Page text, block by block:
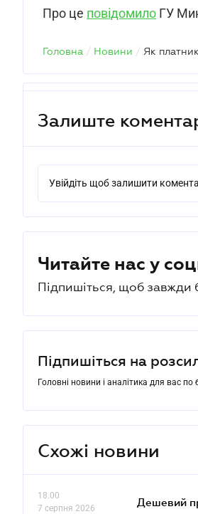
Про це повідомило ГУ
Головна / Новини /
Залиште
Увійдіть щоб залишити
Читайте нас у
Підпишіться, щоб завжди
Підпишіться на
Головні новини і аналітика для вас по
Схожі новини
18.00
7 серпня 2026
Дешевий